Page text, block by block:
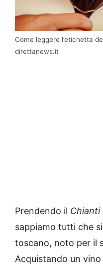
Come leggere l’etichetta
direttanews.it
Prendendo il Chianti
sappiamo tutti che
toscano, noto per il
Acquistando un